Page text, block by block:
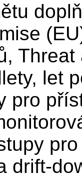
let
pro
drift-